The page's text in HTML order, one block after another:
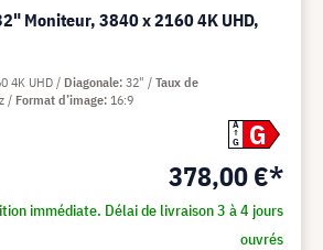
Moniteur, 3840 x 2160 4K UHD,
A
G
G
378,00 €*
immédiate. Délai de livraison 3 à 4 jours
ouvrés
4K UHD Diagonale 32"
Taux de
Format d’image 16:9